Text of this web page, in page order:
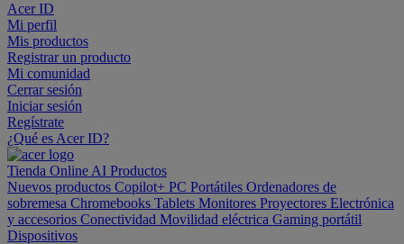
Acer ID
Mi perfil
Mis productos
Registrar un producto
Mi comunidad
Cerrar sesión
Iniciar sesión
Regístrate
¿Qué es Acer ID?
Tienda Online AI Productos
Nuevos productos Copilot+ PC Portátiles Ordenadores de
sobremesa Chromebooks Tablets Monitores Proyectores Electrónica
y accesorios Conectividad Movilidad eléctrica Gaming portátil
Dispositivos